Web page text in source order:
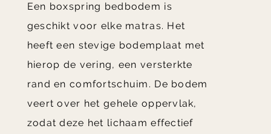
Een boxspring bedbodem is
geschikt voor elke matras. Het
heeft een stevige bodemplaat met
hierop de vering, een versterkte
rand en comfortschuim. De bodem
veert over het gehele oppervlak,
zodat deze het lichaam effectief